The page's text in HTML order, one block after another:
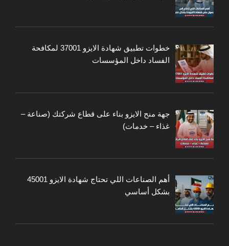
خطوات تطبيق شهادة الايزو 37001 لمكافحة
الفساد داخل المؤسسات
جهة منح الايزو بناء على قطاع شركتك (صناعة –
غذاء – خدمات)
أهم الصناعات اللي تحتاج شهادة الايزو 45001
بشكل أساسي